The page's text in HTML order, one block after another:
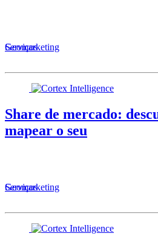
Serviços
Geomarketing
Share de mercado:
mapear o seu
Serviços
Geomarketing